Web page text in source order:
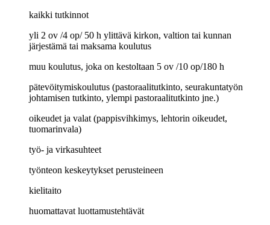
kaikki tutkinnot
yli 2 ov /4 op/ 50 h ylittävä kirkon, valtion tai kunnan
järjestämä tai maksama koulutus
muu koulutus, joka on kestoltaan 5 ov /10 op/180 h
pätevöitymiskoulutus (pastoraalitutkinto, seurakuntatyön
johtamisen tutkinto, ylempi pastoraalitutkinto jne.)
oikeudet ja valat (pappisvihkimys, lehtorin oikeudet,
tuomarinvala)
työ- ja virkasuhteet
työnteon keskeytykset perusteineen
kielitaito
huomattavat luottamustehtävät